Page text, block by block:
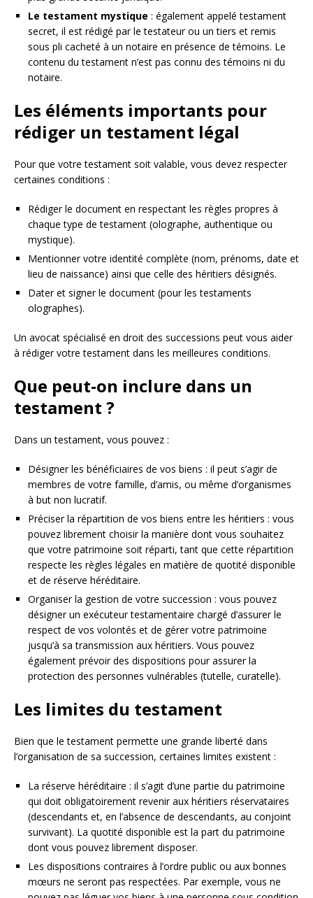
Le testament mystique : également appelé testament
secret, il est rédigé par le testateur ou un tiers et remis
sous pli cacheté à un notaire en présence de témoins. Le
contenu du testament n’est pas connu des témoins ni du
notaire.
Les éléments importants pour
rédiger un testament légal
Pour que votre testament soit valable, vous devez respecter
certaines conditions :
Rédiger le document en respectant les règles propres à
chaque type de testament (olographe, authentique ou
mystique).
Mentionner votre identité complète (nom, prénoms, date et
lieu de naissance) ainsi que celle des héritiers désignés.
Dater et signer le document (pour les testaments
olographes).
Un avocat spécialisé en droit des successions peut vous aider
à rédiger votre testament dans les meilleures conditions.
Que peut-on inclure dans un
testament ?
Dans un testament, vous pouvez :
Désigner les bénéficiaires de vos biens : il peut s’agir de
membres de votre famille, d’amis, ou même d’organismes
à but non lucratif.
Préciser la répartition de vos biens entre les héritiers : vous
pouvez librement choisir la manière dont vous souhaitez
que votre patrimoine soit réparti, tant que cette répartition
respecte les règles légales en matière de quotité disponible
et de réserve héréditaire.
Organiser la gestion de votre succession : vous pouvez
désigner un exécuteur testamentaire chargé d’assurer le
respect de vos volontés et de gérer votre patrimoine
jusqu’à sa transmission aux héritiers. Vous pouvez
également prévoir des dispositions pour assurer la
protection des personnes vulnérables (tutelle, curatelle).
Les limites du testament
Bien que le testament permette une grande liberté dans
l’organisation de sa succession, certaines limites existent :
La réserve héréditaire : il s’agit d’une partie du patrimoine
qui doit obligatoirement revenir aux héritiers réservataires
(descendants et, en l’absence de descendants, au conjoint
survivant). La quotité disponible est la part du patrimoine
dont vous pouvez librement disposer.
Les dispositions contraires à l’ordre public ou aux bonnes
mœurs ne seront pas respectées. Par exemple, vous ne